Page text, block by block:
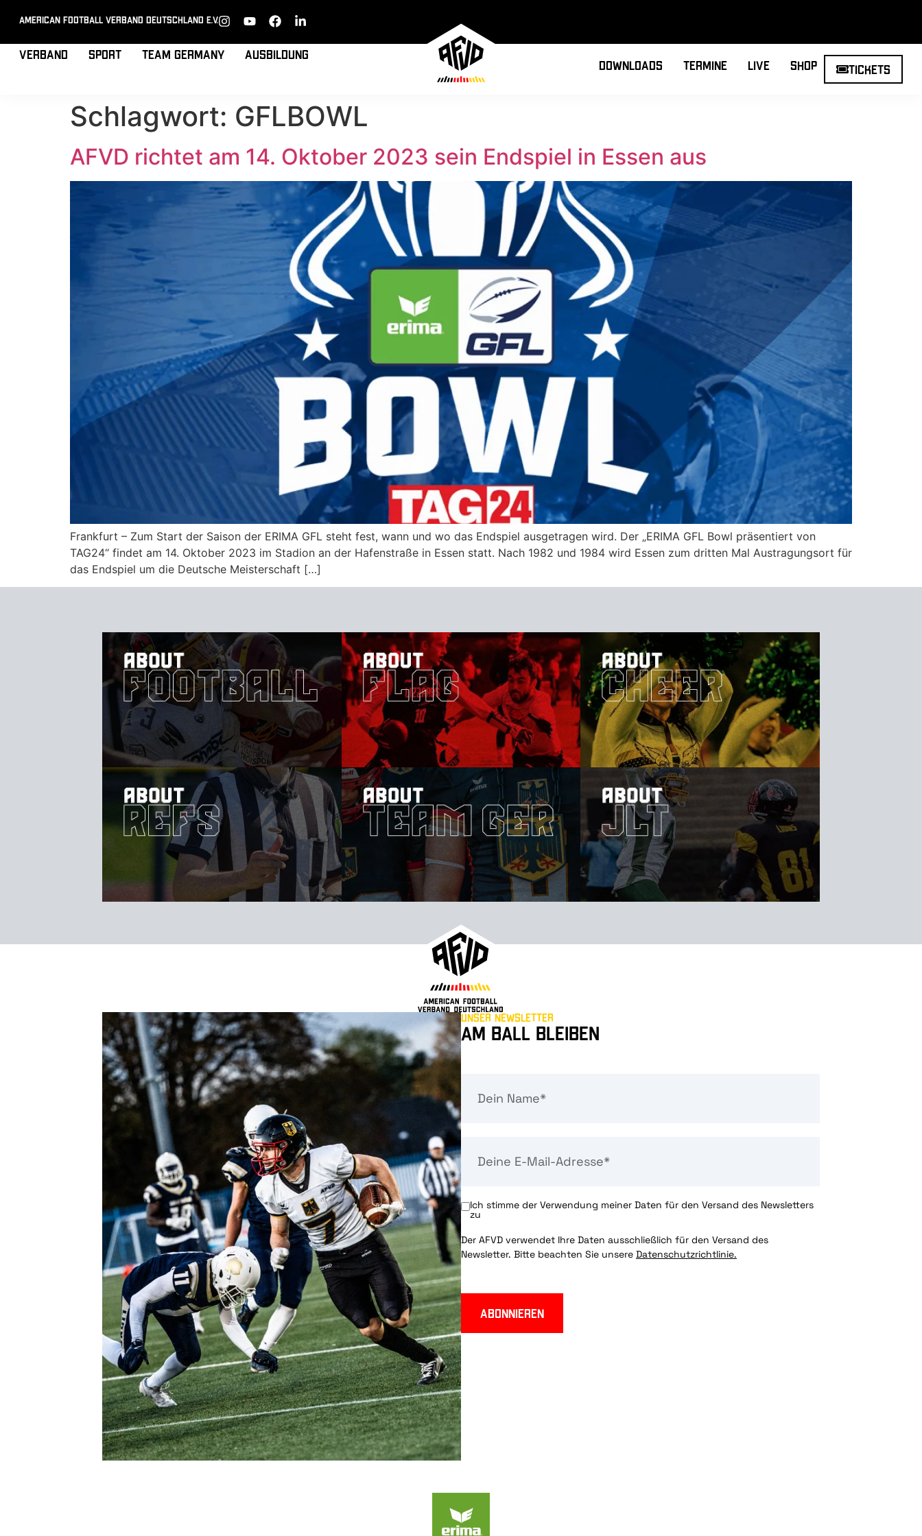
American Football Verband Deutschland e.V.
Verband Sport Team Germany Ausbildung
Downloads Termine Live Shop Tickets
Schlagwort: GFLBOWL
AFVD richtet am 14. Oktober 2023 sein Endspiel in Essen aus
Frankfurt – Zum Start der Saison der ERIMA GFL steht fest, wann und wo das Endspiel ausgetragen wird. Der „ERIMA GFL Bowl präsentiert von
TAG24“ findet am 14. Oktober 2023 im Stadion an der Hafenstraße in Essen statt. Nach 1982 und 1984 wird Essen zum dritten Mal Austragungsort für
das Endspiel um die Deutsche Meisterschaft […]
Unser Newsletter
Am Ball bleiben
Ich stimme der Verwendung meiner Daten für den Versand des Newsletters
zu
Der AFVD verwendet Ihre Daten ausschließlich für den Versand des
Newsletter. Bitte beachten Sie unsere Datenschutzrichtlinie.
Abonnieren